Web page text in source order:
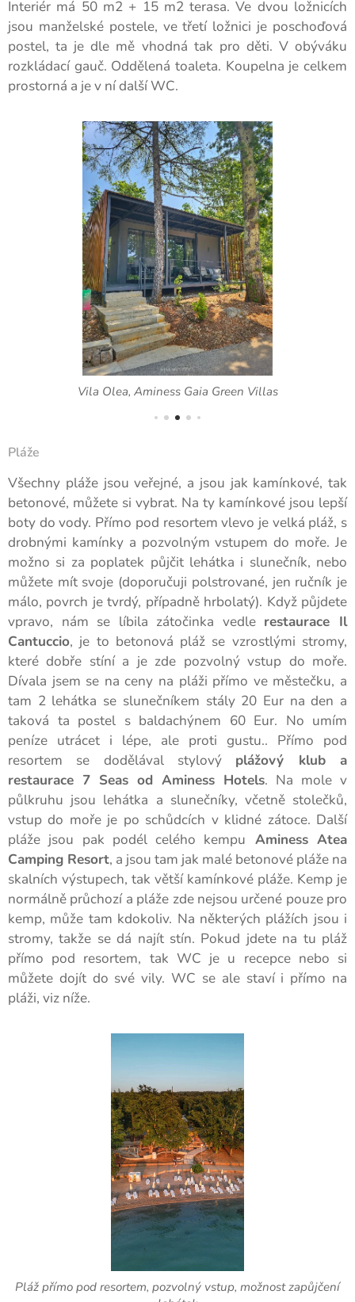
Interiér má 50 m2 + 15 m2 terasa. Ve dvou ložnicích
jsou manželské postele, ve třetí ložnici je poschoďová
postel, ta je dle mě vhodná tak pro děti. V obýváku
rozkládací gauč. Oddělená toaleta. Koupelna je celkem
prostorná a je v ní další WC.
Vila Olea, Aminess Gaia Green Villas
Pláže
Všechny pláže jsou veřejné, a jsou jak kamínkové, tak
betonové, můžete si vybrat. Na ty kamínkové jsou lepší
boty do vody. Přímo pod resortem vlevo je velká pláž, s
drobnými kamínky a pozvolným vstupem do moře. Je
možno si za poplatek půjčit lehátka i slunečník, nebo
můžete mít svoje (doporučuji polstrované, jen ručník je
málo, povrch je tvrdý, případně hrbolatý). Když půjdete
vpravo, nám se líbila zátočinka vedle restaurace Il
Cantuccio, je to betonová pláž se vzrostlými stromy,
které dobře stíní a je zde pozvolný vstup do moře.
Dívala jsem se na ceny na pláži přímo ve městečku, a
tam 2 lehátka se slunečníkem stály 20 Eur na den a
taková ta postel s baldachýnem 60 Eur. No umím
peníze utrácet i lépe, ale proti gustu.. Přímo pod
resortem se dodělával stylový plážový klub a
restaurace 7 Seas od Aminess Hotels. Na mole v
půlkruhu jsou lehátka a slunečníky, včetně stolečků,
vstup do moře je po schůdcích v klidné zátoce. Další
pláže jsou pak podél celého kempu Aminess Atea
Camping Resort, a jsou tam jak malé betonové pláže na
skalních výstupech, tak větší kamínkové pláže. Kemp je
normálně průchozí a pláže zde nejsou určené pouze pro
kemp, může tam kdokoliv. Na některých plážích jsou i
stromy, takže se dá najít stín. Pokud jdete na tu pláž
přímo pod resortem, tak WC je u recepce nebo si
můžete dojít do své vily. WC se ale staví i přímo na
pláži, viz níže.
Pláž přímo pod resortem, pozvolný vstup, možnost zapůjčení